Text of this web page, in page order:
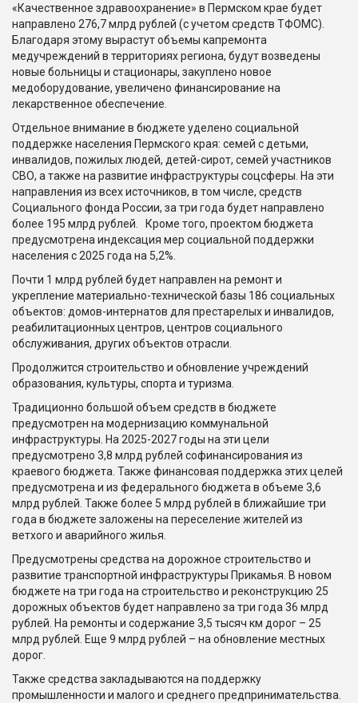
«Качественное здравоохранение» в Пермском крае будет
направлено 276,7 млрд рублей (с учетом средств ТФОМС).
Благодаря этому вырастут объемы капремонта
медучреждений в территориях региона, будут возведены
новые больницы и стационары, закуплено новое
медоборудование, увеличено финансирование на
лекарственное обеспечение.
Отдельное внимание в бюджете уделено социальной
поддержке населения Пермского края: семей с детьми,
инвалидов, пожилых людей, детей-сирот, семей участников
СВО, а также на развитие инфраструктуры соцсферы. На эти
направления из всех источников, в том числе, средств
Социального фонда России, за три года будет направлено
более 195 млрд рублей. Кроме того, проектом бюджета
предусмотрена индексация мер социальной поддержки
населения с 2025 года на 5,2%.
Почти 1 млрд рублей будет направлен на ремонт и
укрепление материально-технической базы 186 социальных
объектов: домов-интернатов для престарелых и инвалидов,
реабилитационных центров, центров социального
обслуживания, других объектов отрасли.
Продолжится строительство и обновление учреждений
образования, культуры, спорта и туризма.
Традиционно большой объем средств в бюджете
предусмотрен на модернизацию коммунальной
инфраструктуры. На 2025-2027 годы на эти цели
предусмотрено 3,8 млрд рублей софинансирования из
краевого бюджета. Также финансовая поддержка этих целей
предусмотрена и из федерального бюджета в объеме 3,6
млрд рублей. Также более 5 млрд рублей в ближайшие три
года в бюджете заложены на переселение жителей из
ветхого и аварийного жилья.
Предусмотрены средства на дорожное строительство и
развитие транспортной инфраструктуры Прикамья. В новом
бюджете на три года на строительство и реконструкцию 25
дорожных объектов будет направлено за три года 36 млрд
рублей. На ремонты и содержание 3,5 тысяч км дорог – 25
млрд рублей. Еще 9 млрд рублей – на обновление местных
дорог.
Также средства закладываются на поддержку
промышленности и малого и среднего предпринимательства.